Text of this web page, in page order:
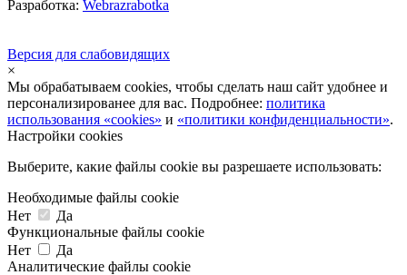
Разработка: Webrazrabotka
Версия для слабовидящих
×
Мы обрабатываем cookies, чтобы сделать наш сайт удобнее и
персонализированее для вас. Подробнее: политика
использования «cookies» и «политики конфиденциальности».
Настройки cookies
Выберите, какие файлы cookie вы разрешаете использовать:
Необходимые файлы cookie
Нет
Да
Функциональные файлы cookie
Нет
Да
Аналитические файлы cookie